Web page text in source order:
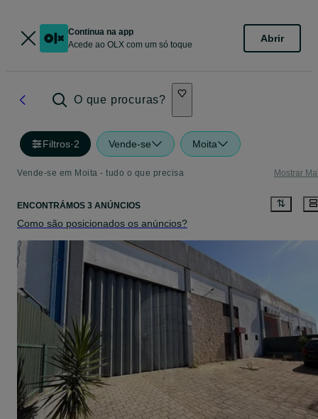
Continua na app
Acede ao OLX com um só toque
Abrir
O que procuras?
Filtros·2 Vende-se Moita
Vende-se em Moita - tudo o que precisa Mostrar
ENCONTRÁMOS 3 ANÚNCIOS
Como são posicionados os anúncios?